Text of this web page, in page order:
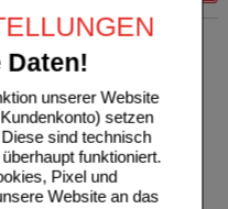
Daten!
unserer Website
setzen
sind technisch
funktioniert.
Pixel und
Website an das